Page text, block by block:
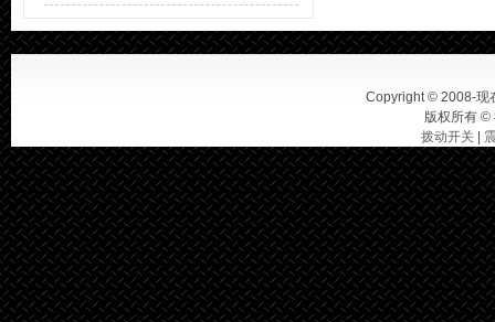
Copyright © 2008-现
版权所有 ©
拨动开关|